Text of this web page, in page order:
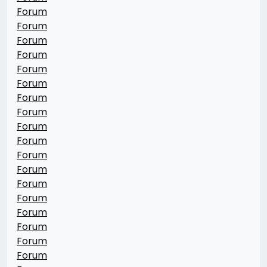
Forum
Forum
Forum
Forum
Forum
Forum
Forum
Forum
Forum
Forum
Forum
Forum
Forum
Forum
Forum
Forum
Forum
Forum